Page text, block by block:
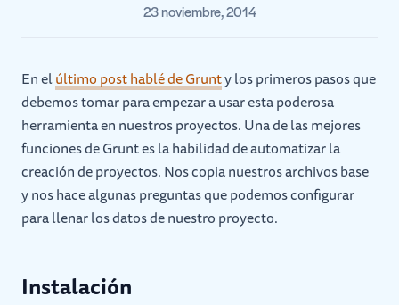
23 noviembre, 2014
En elúltimo post hablé de Grunty los primeros pasos que
debemos tomar para empezar a usar esta poderosa
herramienta en nuestros proyectos. Una de las mejores
funciones de Grunt es la habilidad de automatizar la
creación de proyectos. Nos copia nuestros archivos base
y nos hace algunas preguntas que podemos configurar
para llenar los datos de nuestro proyecto.
Instalación